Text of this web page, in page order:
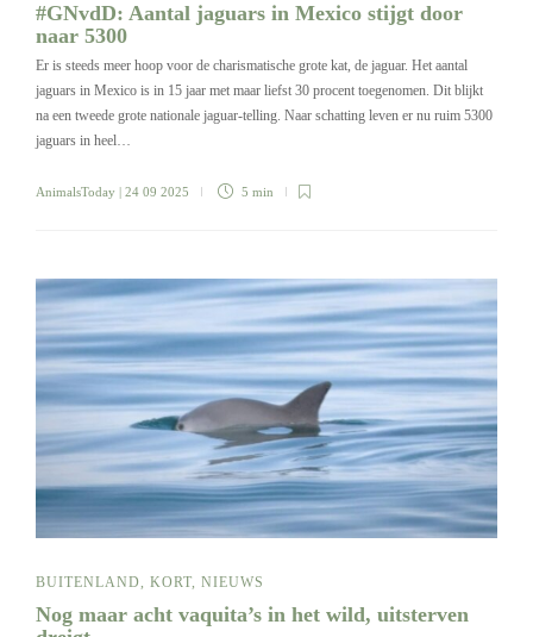
#GNvdD: Aantal jaguars in Mexico stijgt door
naar 5300
Er is steeds meer hoop voor de charismatische grote kat, de jaguar. Het aantal
jaguars in Mexico is in 15 jaar met maar liefst 30 procent toegenomen. Dit blijkt
na een tweede grote nationale jaguar-telling. Naar schatting leven er nu ruim 5300
jaguars in heel…
AnimalsToday | 24 09 2025 5 min
BUITENLAND, KORT, NIEUWS
Nog maar acht vaquita’s in het wild, uitsterven